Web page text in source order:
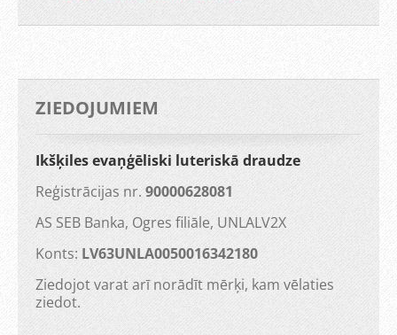
ZIEDOJUMIEM
Ikšķiles evaņģēliski luteriskā draudze
Reģistrācijas nr. 90000628081
AS SEB Banka, Ogres filiāle, UNLALV2X
Konts: LV63UNLA0050016342180
Ziedojot varat arī norādīt mērķi, kam vēlaties
ziedot.